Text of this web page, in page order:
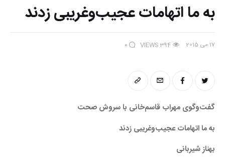
سینما
کتاب
به ما اتهامات عجیب‌وغریبی زدند
17 می 2015 394
VIEWS
0
گفت‌وگوی مهراب قاسم‌خانی با سروش صحت
به ما اتهامات عجیب‌وغریبی زدند
بهناز شیربانی